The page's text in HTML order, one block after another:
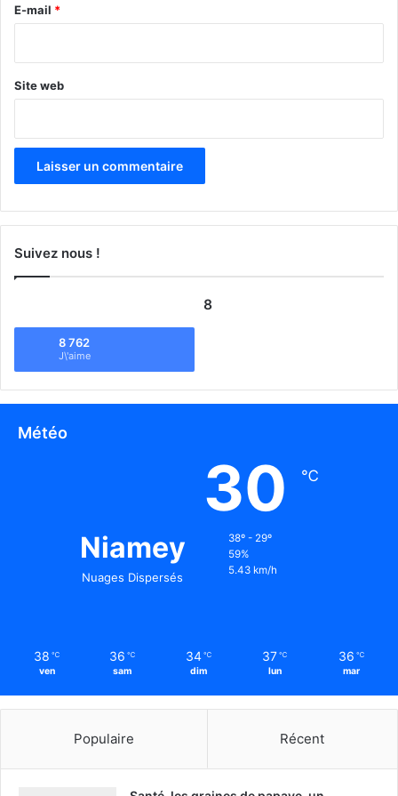
e
E-mail *
Site web
Suivez nous !
8
8 762
J\'aime
Météo
Niamey
Nuages Dispersés
30 ℃
38º - 29º
59%
5.43 km/h
38 ℃
ven
36 ℃
sam
34 ℃
dim
37 ℃
lun
36 ℃
mar
Populaire Récent